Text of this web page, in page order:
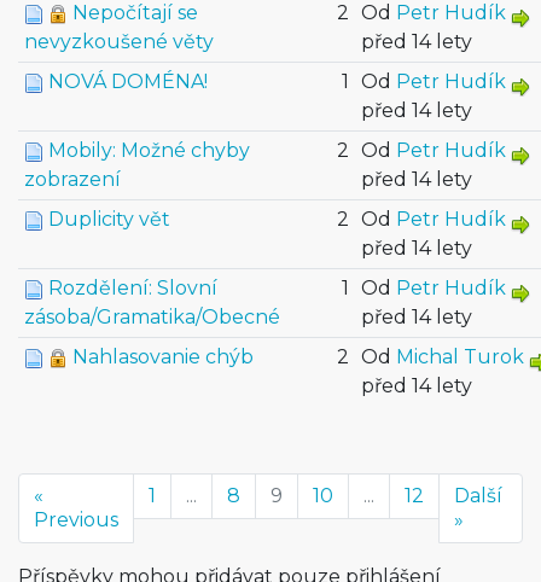
Nepočítají se
nevyzkoušené věty
2 Od Petr Hudík
před 14 lety
NOVÁ DOMÉNA!
1 Od Petr Hudík
před 14 lety
Mobily: Možné chyby
zobrazení
2 Od Petr Hudík
před 14 lety
Duplicity vět
2 Od Petr Hudík
před 14 lety
Rozdělení: Slovní
zásoba/Gramatika/Obecné
1 Od Petr Hudík
před 14 lety
Nahlasovanie chýb
2 Od Michal Turok
před 14 lety
«
Previous
1 ... 8 9 10 ... 12
Další
»
Příspěvky mohou přidávat pouze přihlášení